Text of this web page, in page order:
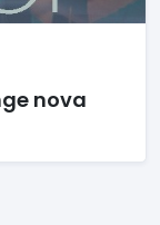
nova